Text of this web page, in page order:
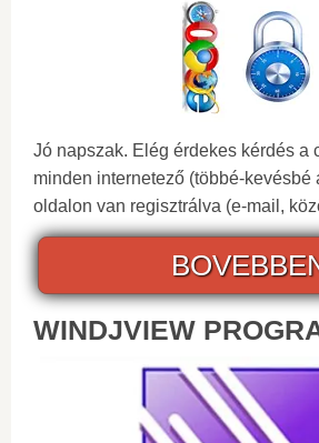
Jó napszak. Elég érdekes kérdés a
minden internetező (többé-kevésbé
oldalon van regisztrálva (e-mail,
WINDJVIEW